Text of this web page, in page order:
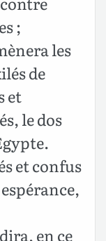
;
les
de
et
le dos
et confus
en ce